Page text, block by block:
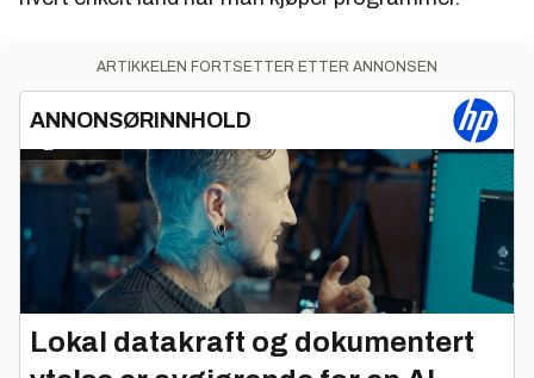
ARTIKKELEN FORTSETTER ETTER ANNONSEN
ANNONSØRINNHOLD
Lokal datakraft og dokumentert